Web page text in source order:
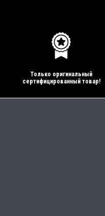
Только оригинальный
сертифицированный товар!